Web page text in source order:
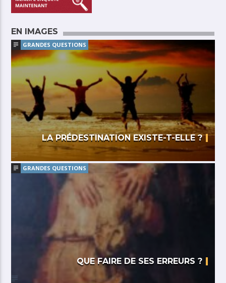
EN IMAGES
GRANDES QUESTIONS
LA PRÉDESTINATION EXISTE-T-ELLE ?
GRANDES QUESTIONS
QUE FAIRE DE SES ERREURS ?